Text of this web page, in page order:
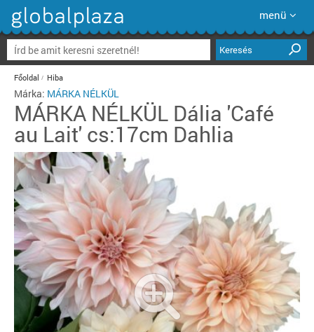
menü
Keresés
Főoldal Hiba
Márka: MÁRKA NÉLKÜL
MÁRKA NÉLKÜL Dália 'Café
au Lait' cs:17cm Dahlia